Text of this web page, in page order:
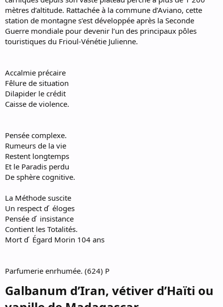
mètres d’altitude. Rattachée à la commune d’Aviano, cette
station de montagne s’est développée après la Seconde
Guerre mondiale pour devenir l’un des principaux pôles
touristiques du Frioul-Vénétie Julienne.
Accalmie précaire
Fêlure de situation
Dilapider le crédit
Caisse de violence.
Pensée complexe.
Rumeurs de la vie
Restent longtemps
Et le Paradis perdu
De sphère cognitive.
La Méthode suscite
Un respect d ́ éloges
Pensée d ́ insistance
Contient les Totalités.
Mort d ́ Égard Morin 104 ans
Parfumerie enrhumée. (624) P
Galbanum d’Iran, vétiver d’Haïti ou